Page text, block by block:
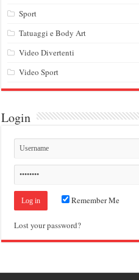
Sport
Tatuaggi e Body Art
Video Divertenti
Video Sport
Login
Remember Me
Lost your password?